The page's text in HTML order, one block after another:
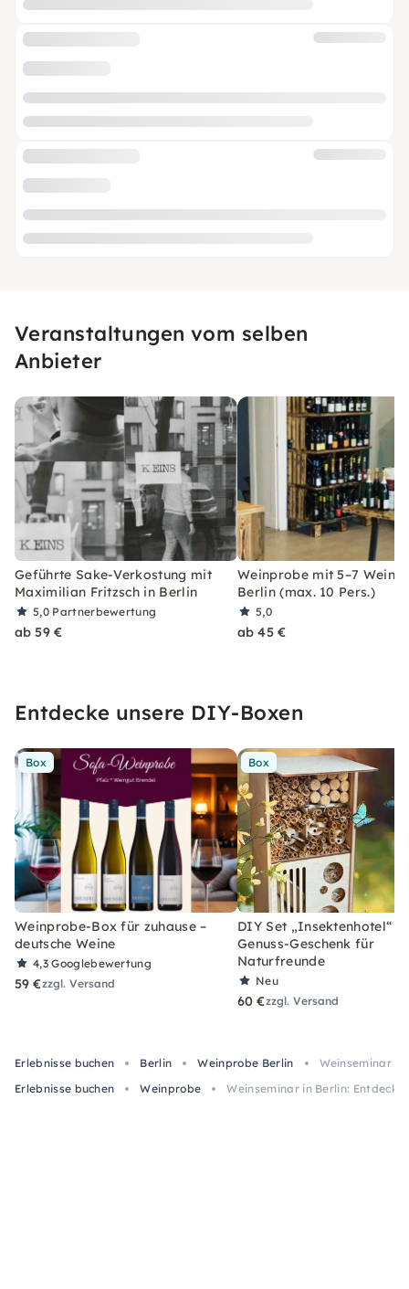
Veranstaltungen vom selben
Anbieter
Geführte Sake-Verkostung mit
Maximilian Fritzsch in Berlin
5,0 Partnerbewertung
ab 59 €
Weinprobe mit 5–7
Berlin (max. 10 Pers.)
5,0
ab 45 €
Entdecke unsere DIY-Boxen
Box
Weinprobe-Box für zuhause –
deutsche Weine
4,3Googlebewertung
59 €zzgl. Versand
Box
DIY Set „Insektenhotel“ –
Genuss-Geschenk für
Naturfreunde
Neu
60 €zzgl. Versand
Erlebnisse buchen Berlin Weinprobe Berlin
Weinseminar
Erlebnisse buchen
Weinprobe Weinseminar in Berlin: